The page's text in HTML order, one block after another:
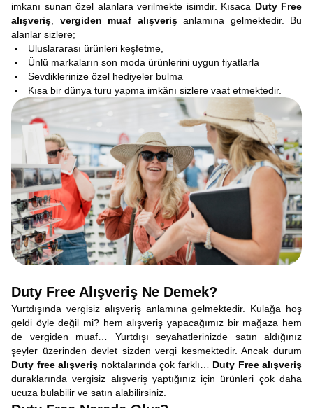
imkanı sunan özel alanlara verilmekte isimdir. Kısaca Duty Free
alışveriş
vergiden muaf alışverişanlamına gelmektedir. Bu
alanlar sizlere;
Uluslararası ürünleri keşfetme,
Ünlü markaların son moda ürünlerini uygun fiyatlarla
Sevdiklerinize özel hediyeler bulma
Kısa bir dünya turu yapma imkânı sizlere vaat etmektedir.
Duty Free Alışveriş Ne Demek?
Yurtdışında vergisiz alışveriş anlamına gelmektedir. Kulağa hoş
geldi öyle değil mi? hem alışveriş yapacağımız bir mağaza hem
de vergiden muaf… Yurtdışı seyahatlerinizde satın aldığınız
şeyler üzerinden devlet sizden vergi kesmektedir. Ancak durum
Duty free alışveriş noktalarında çok farklı… Duty Free alışveriş
duraklarında vergisiz alışveriş yaptığınız için ürünleri çok daha
ucuza bulabilir ve satın alabilirsiniz.